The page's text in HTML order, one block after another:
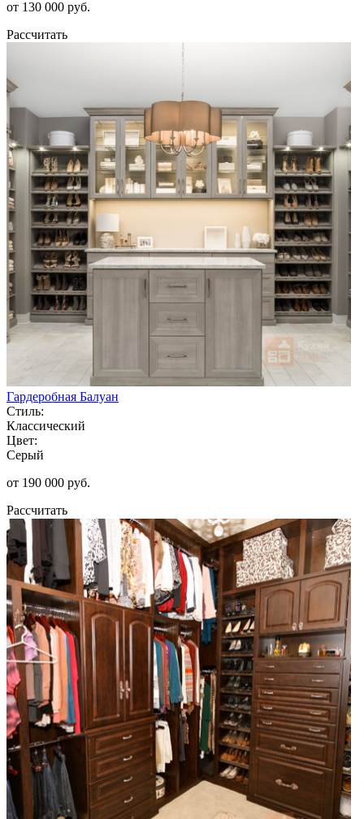
от 130 000 руб.
Рассчитать
Гардеробная Балуан
Стиль:
Классический
Цвет:
Серый
от 190 000 руб.
Рассчитать